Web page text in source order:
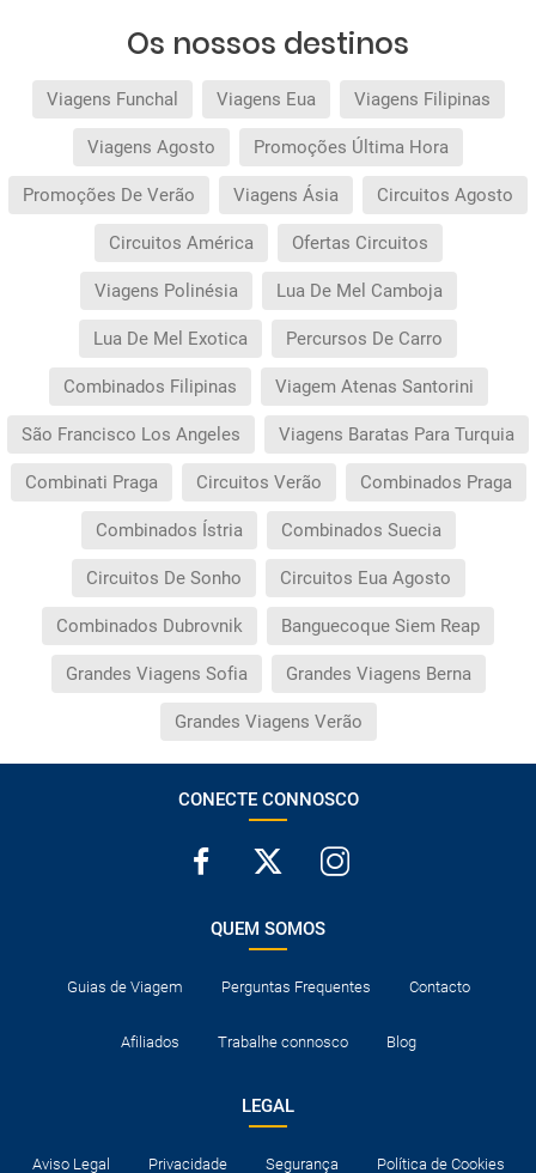
Os nossos destinos
Viagens Funchal Viagens Eua Viagens Filipinas
Viagens Agosto Promoções Última Hora
Promoções De Verão Viagens Ásia Circuitos Agosto
Circuitos América Ofertas Circuitos
Viagens Polinésia Lua De Mel Camboja
Lua De Mel Exotica Percursos De Carro
Combinados Filipinas Viagem Atenas Santorini
São Francisco Los Angeles Viagens Baratas Para Turquia
Combinati Praga Circuitos Verão Combinados Praga
Combinados Ístria Combinados Suecia
Circuitos De Sonho Circuitos Eua Agosto
Combinados Dubrovnik Banguecoque Siem Reap
Grandes Viagens Sofia Grandes Viagens Berna
Grandes Viagens Verão
CONECTE CONNOSCO
QUEM SOMOS
Guias de Viagem Perguntas Frequentes Contacto
Afiliados Trabalhe connosco Blog
LEGAL
Aviso Legal Privacidade Segurança Política de Cookies